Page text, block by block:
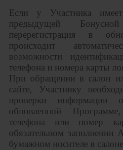
Если у Участника
предыдущей
перерегистрация в
происходит
возможности
телефона и номера карты
При обращении в салон
сайте, Участнику
проверки информации
обновленной
телефона или номер
обязательном заполнении
бумажном носителе в